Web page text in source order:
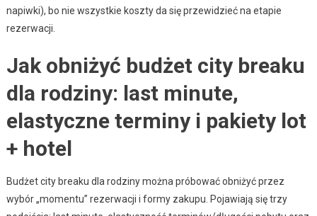
napiwki), bo nie wszystkie koszty da się przewidzieć na etapie
rezerwacji.
Jak obniżyć budżet city breaku
dla rodziny: last minute,
elastyczne terminy i pakiety lot
+ hotel
Budżet city breaku dla rodziny można próbować obniżyć przez
wybór „momentu” rezerwacji i formy zakupu. Pojawiają się trzy